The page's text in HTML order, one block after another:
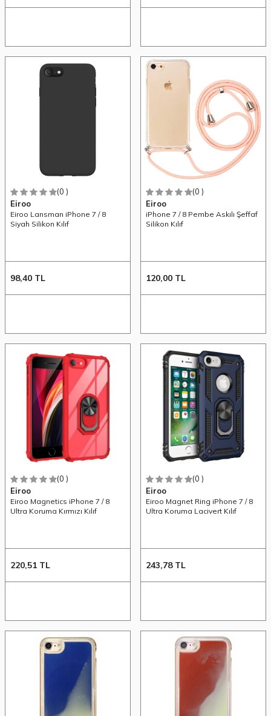
(0 )
Eiroo
Eiroo Lansman iPhone 7 / 8
Siyah Silikon Kılıf
98,40 TL
(0 )
Eiroo
iPhone 7 / 8 Pembe Askılı Şeffaf
Silikon Kılıf
120,00 TL
(0 )
Eiroo
Eiroo Magnetics iPhone 7 / 8
Ultra Koruma Kırmızı Kılıf
220,51 TL
(0 )
Eiroo
Eiroo Magnet Ring iPhone 7 / 8
Ultra Koruma Lacivert Kılıf
243,78TL